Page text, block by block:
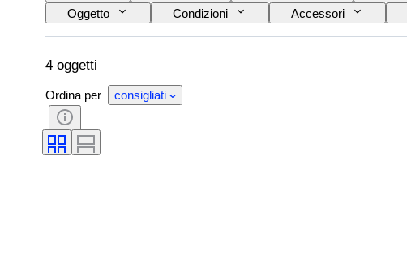
Oggetto
Condizioni Accessori
4 oggetti
Ordina per consigliati